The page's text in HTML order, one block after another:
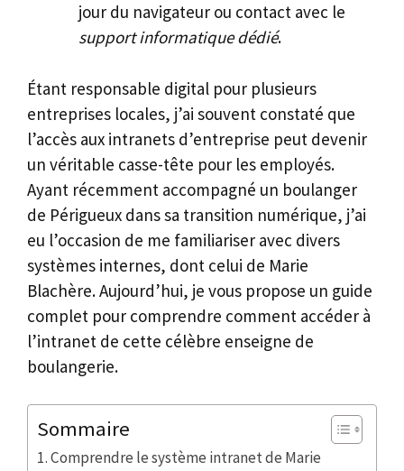
jour du navigateur ou contact avec le
support informatique dédié.
Étant responsable digital pour plusieurs
entreprises locales, j’ai souvent constaté que
l’accès aux intranets d’entreprise peut devenir
un véritable casse-tête pour les employés.
Ayant récemment accompagné un boulanger
de Périgueux dans sa transition numérique, j’ai
eu l’occasion de me familiariser avec divers
systèmes internes, dont celui de Marie
Blachère. Aujourd’hui, je vous propose un guide
complet pour comprendre comment accéder à
l’intranet de cette célèbre enseigne de
boulangerie.
Sommaire
Comprendre le système intranet de Marie